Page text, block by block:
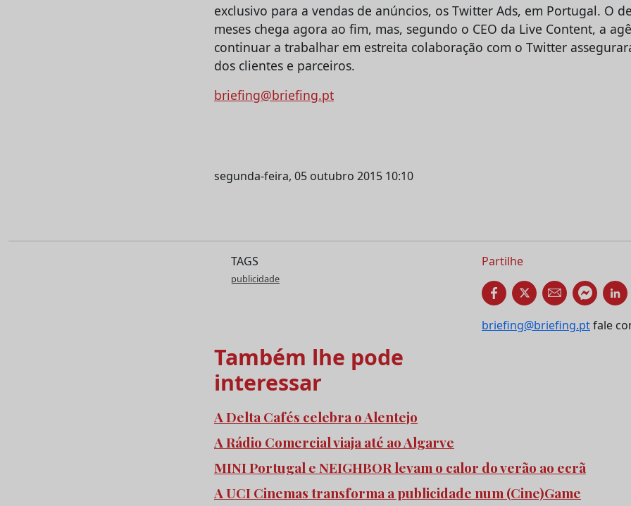
exclusivo para a vendas de anúncios, os Twitter Ads, em Portugal. O
meses chega agora ao fim, mas, segundo o CEO da Live Content, a
continuar a trabalhar em estreita colaboração com o Twitter
dos clientes e parceiros.
briefing@briefing.pt
segunda-feira, 05 outubro 2015 10:10
TAGS
publicidade
Partilhe
briefing@briefing.ptfale
Também lhe pode
interessar
A Delta Cafés celebra o Alentejo
A Rádio Comercial viaja até ao Algarve
MINI Portugal e NEIGHBOR levam o calor do verão ao ecrã
A UCI Cinemas transforma a publicidade num (Cine)Game